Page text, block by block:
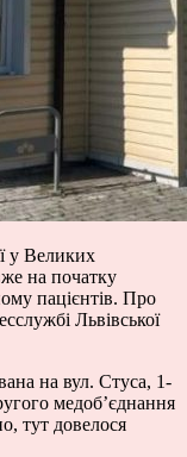
у Великих
на початку
пацієнтів. Про
Львівської
на вул. Стуса, 1-
медоб’єднання
тут довелося